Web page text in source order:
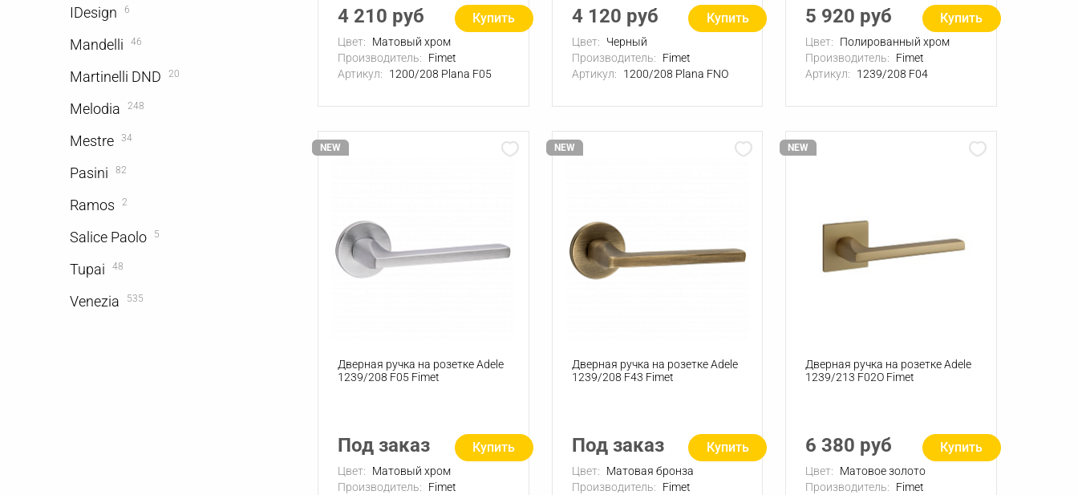
IDesign 6
Mandelli 46
Martinelli DND 20
Melodia 248
Mestre 34
Pasini 82
Ramos 2
Salice Paolo 5
Tupai 48
Venezia 535
4 210 руб Купить
Цвет:
Матовый хром
Производитель:
Fimet
Артикул:
1200/208 Plana F05
4 120 руб Купить
Цвет:
Черный
Производитель:
Fimet
Артикул:
1200/208 Plana FNO
5 920 руб Купить
Цвет:
Полированный хром
Производитель:
Fimet
Артикул:
1239/208 F04
NEW
Дверная ручка на розетке Adele
1239/208 F05 Fimet
Под заказ Купить
Цвет:
Матовый хром
Производитель:
Fimet
NEW
Дверная ручка на розетке Adele
1239/208 F43 Fimet
Под заказ Купить
Цвет:
Матовая бронза
Производитель:
Fimet
NEW
Дверная ручка на розетке Adele
1239/213 F02О Fimet
6 380 руб Купить
Цвет:
Матовое золото
Производитель:
Fimet